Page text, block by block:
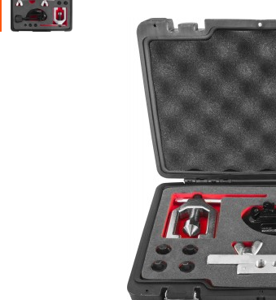
Распродажа
Уцененный
О нас
Новости
Бренды
Гарантия и
Доставка и